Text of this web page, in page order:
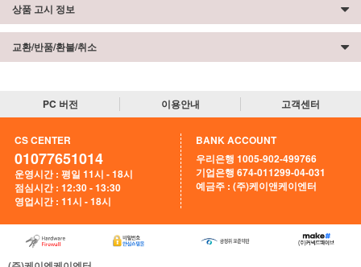
상품 고시 정보
교환/반품/환불/취소
PC 버전 이용안내 고객센터
CS CENTER
01077651014
운영시간 : 평일 11시 - 18시
점심시간 : 12:30 - 13:30
영업시간 : 11시 - 18시
BANK ACCOUNT
우리은행 1005-902-499766
기업은행 674-011299-04-031
예금주 : (주)케이앤케이엔터